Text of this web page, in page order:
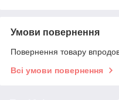
Умови повернення
Повернення товару
Всі умови повернення